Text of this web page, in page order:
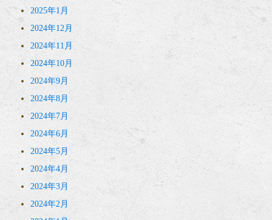
2025年1月
2024年12月
2024年11月
2024年10月
2024年9月
2024年8月
2024年7月
2024年6月
2024年5月
2024年4月
2024年3月
2024年2月